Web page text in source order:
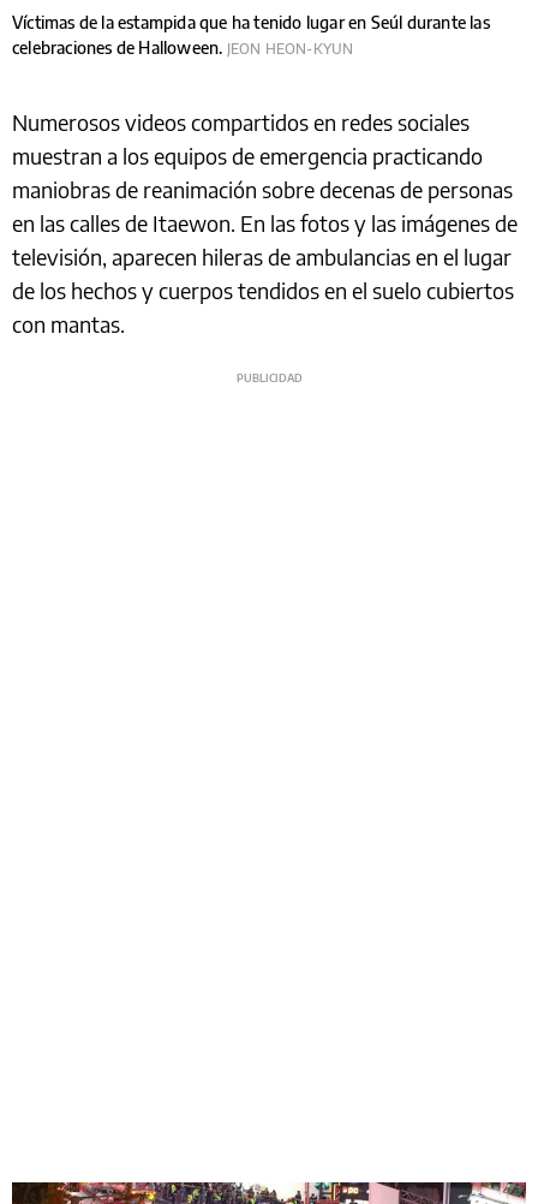
Víctimas de la estampida que ha tenido lugar en Seúl durante las
celebraciones de Halloween. JEON HEON-KYUN
Numerosos videos compartidos en redes sociales
muestran a los equipos de emergencia practicando
maniobras de reanimación sobre decenas de personas
en las calles de Itaewon. En las fotos y las imágenes de
televisión, aparecen hileras de ambulancias en el lugar
de los hechos y cuerpos tendidos en el suelo cubiertos
con mantas.